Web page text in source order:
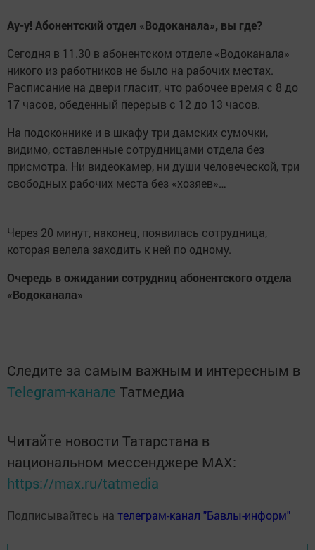
Ау-у! Абонентский отдел «Водоканала», вы где?
Сегодня в 11.30 в абонентском отделе «Водоканала»
никого из работников не было на рабочих местах.
Расписание на двери гласит, что рабочее время с 8 до
17 часов, обеденный перерыв с 12 до 13 часов.
На подоконнике и в шкафу три дамских сумочки,
видимо, оставленные сотрудницами отдела без
присмотра. Ни видеокамер, ни души человеческой, три
свободных рабочих места без «хозяев»…
Через 20 минут, наконец, появилась сотрудница,
которая велела заходить к ней по одному.
Очередь в ожидании сотрудниц абонентского отдела
«Водоканала»
Следите за самым важным и интересным в
Telegram-канале Татмедиа
Читайте новости Татарстана в
национальном мессенджере MАХ:
https://max.ru/tatmedia
Подписывайтесь на телеграм-канал "Бавлы-информ"